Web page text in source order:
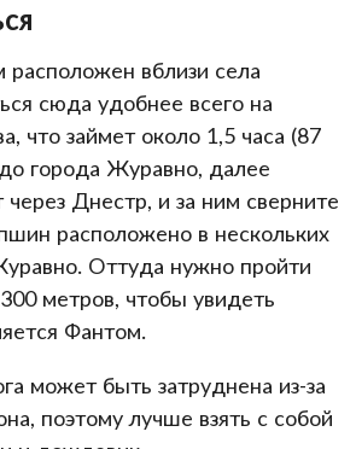
вблизи села
сюда удобнее всего на
что займет около 1,5 часа (87
города Журавно, далее
через Днестр, и за ним сверните
расположено в нескольких
Оттуда нужно пройти
метров, чтобы увидеть
Фантом.
может быть затруднена из-за
поэтому лучше взять с собой